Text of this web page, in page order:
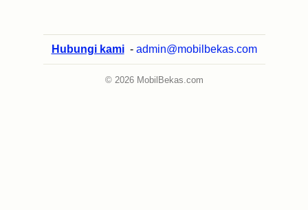
Hubungi kami - admin@mobilbekas.com
© 2026 MobilBekas.com